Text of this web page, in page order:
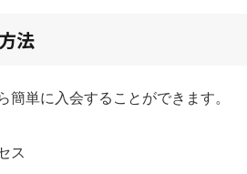
法
単に入会することができます。
ス